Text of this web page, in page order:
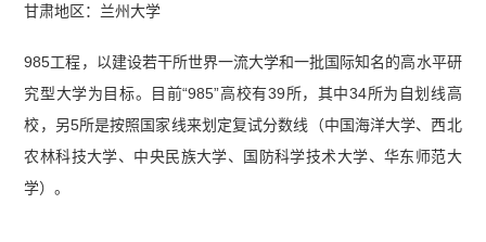
甘肃地区：兰州大学
985工程，以建设若干所世界一流大学和一批国际知名的高水平研
究型大学为目标。目前“985”高校有39所，其中34所为自划线高
校，另5所是按照国家线来划定复试分数线（中国海洋大学、西北
农林科技大学、中央民族大学、国防科学技术大学、华东师范大
学）。